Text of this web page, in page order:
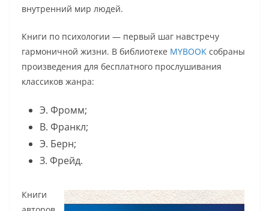
внутренний мир людей.
Книги по психологии — первый шаг навстречу
гармоничной жизни. В библиотеке MYBOOK собраны
произведения для бесплатного прослушивания
классиков жанра:
Э. Фромм;
В. Франкл;
Э. Берн;
З. Фрейд.
Книги